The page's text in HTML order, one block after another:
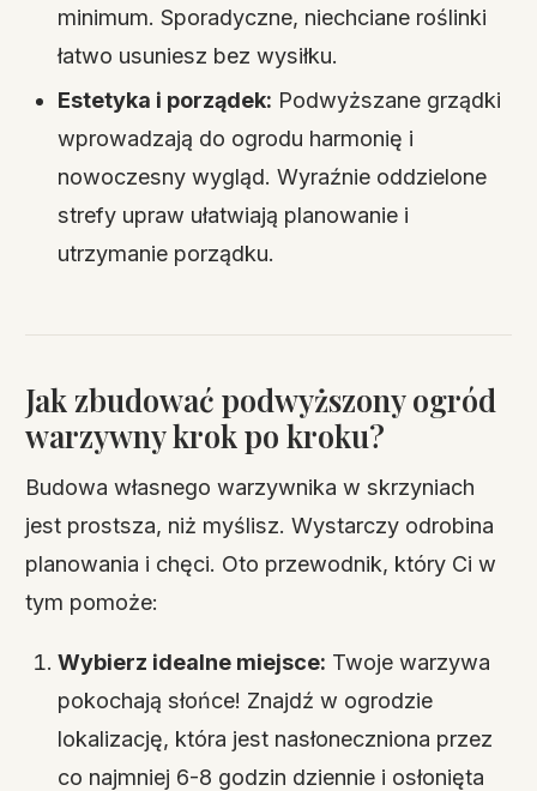
minimum. Sporadyczne, niechciane roślinki
łatwo usuniesz bez wysiłku.
Estetyka i porządek: Podwyższane grządki
wprowadzają do ogrodu harmonię i
nowoczesny wygląd. Wyraźnie oddzielone
strefy upraw ułatwiają planowanie i
utrzymanie porządku.
Jak zbudować podwyższony ogród
warzywny krok po kroku?
Budowa własnego warzywnika w skrzyniach
jest prostsza, niż myślisz. Wystarczy odrobina
planowania i chęci. Oto przewodnik, który Ci w
tym pomoże:
Wybierz idealne miejsce: Twoje warzywa
pokochają słońce! Znajdź w ogrodzie
lokalizację, która jest nasłoneczniona przez
co najmniej 6-8 godzin dziennie i osłonięta